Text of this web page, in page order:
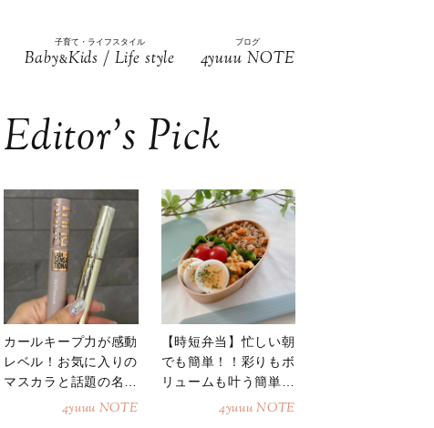
子育て・ライフスタイル
Baby&Kids / Life style
ブログ
4yuuu NOTE
Editor’s Pick
カールキープ力が感動
レベル！お気に入りの
マスカラと話題の名品
4yuuu NOTE
【時短弁当】忙しい朝
でも簡単！！彩りもボ
リュームも叶う簡単そ
4yuuu NOTE